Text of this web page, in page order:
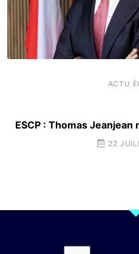
ACTU
ESCP : Thomas
22